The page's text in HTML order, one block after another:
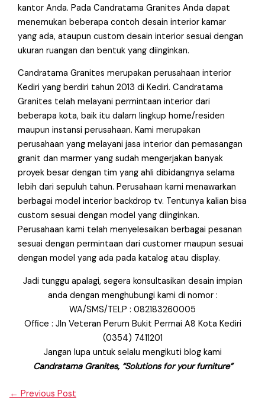
kantor Anda. Pada Candratama Granites Anda dapat
menemukan beberapa contoh desain interior kamar
yang ada, ataupun custom desain interior sesuai dengan
ukuran ruangan dan bentuk yang diinginkan.
Candratama Granites merupakan perusahaan interior
Kediri yang berdiri tahun 2013 di Kediri. Candratama
Granites telah melayani permintaan interior dari
beberapa kota, baik itu dalam lingkup home/residen
maupun instansi perusahaan. Kami merupakan
perusahaan yang melayani jasa interior dan pemasangan
granit dan marmer yang sudah mengerjakan banyak
proyek besar dengan tim yang ahli dibidangnya selama
lebih dari sepuluh tahun. Perusahaan kami menawarkan
berbagai model interior backdrop tv. Tentunya kalian bisa
custom sesuai dengan model yang diinginkan.
Perusahaan kami telah menyelesaikan berbagai pesanan
sesuai dengan permintaan dari customer maupun sesuai
dengan model yang ada pada katalog atau display.
Jadi tunggu apalagi, segera konsultasikan desain impian
anda dengan menghubungi kami di nomor :
WA/SMS/TELP : 082183260005
Office : Jln Veteran Perum Bukit Permai A8 Kota Kediri
(0354) 7411201
Jangan lupa untuk selalu mengikuti blog kami
Candratama Granites, “Solutions for your furniture”
← Previous Post